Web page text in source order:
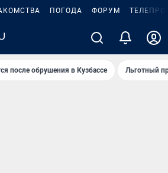
ПОГОДА ФОРУМ
после обрушения в Кузбассе Льготный